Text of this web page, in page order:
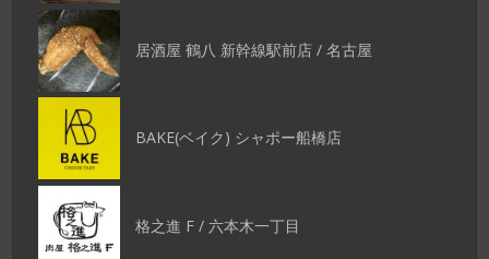
居酒屋 鶴八 新幹線駅前店 / 名古屋
BAKE(ベイク) シャポー船橋店
格之進 F / 六本木一丁目